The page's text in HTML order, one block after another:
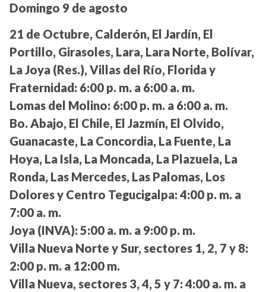
Domingo 9 de agosto
21 de Octubre, Calderón, El Jardín, El
Portillo, Girasoles, Lara, Lara Norte, Bolívar,
La Joya (Res.), Villas del Río, Florida y
Fraternidad: 6:00 p. m. a 6:00 a. m.
Lomas del Molino: 6:00 p. m. a 6:00 a. m.
Bo. Abajo, El Chile, El Jazmín, El Olvido,
Guanacaste, La Concordia, La Fuente, La
Hoya, La Isla, La Moncada, La Plazuela, La
Ronda, Las Mercedes, Las Palomas, Los
Dolores y Centro Tegucigalpa: 4:00 p. m. a
7:00 a. m.
Joya (INVA): 5:00 a. m. a 9:00 p. m.
Villa Nueva Norte y Sur, sectores 1, 2, 7 y 8:
2:00 p. m. a 12:00 m.
Villa Nueva, sectores 3, 4, 5 y 7: 4:00 a. m. a